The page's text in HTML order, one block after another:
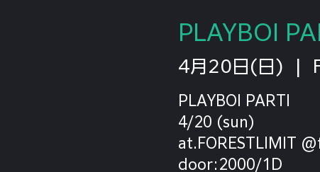
PLAYBOI
4月20日(日)
PLAYBOI PARTI
4/20 (sun)
at.FORESTLIMIT
door:2000/1D